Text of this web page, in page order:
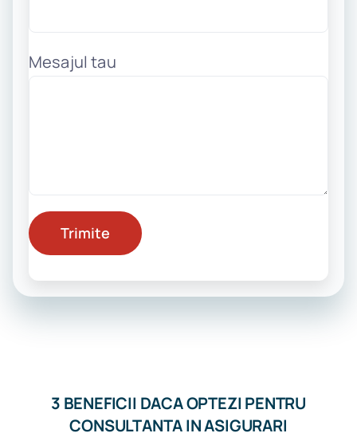
Mesajul tau
3 BENEFICII DACA OPTEZI PENTRU
CONSULTANTA IN ASIGURARI